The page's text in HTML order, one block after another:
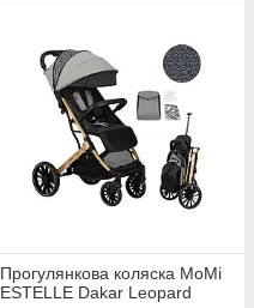
Прогулянкова коляска MoMi
ESTELLE Dakar Leopard